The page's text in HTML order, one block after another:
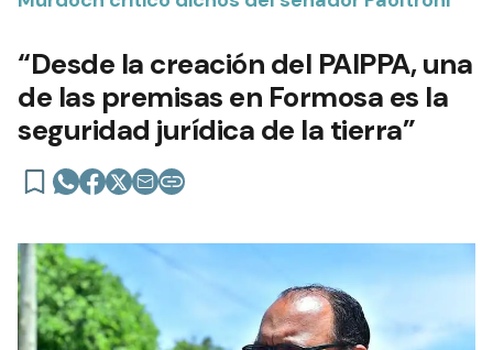
“Desde la creación del PAIPPA, una
de las premisas en Formosa es la
seguridad jurídica de la tierra”